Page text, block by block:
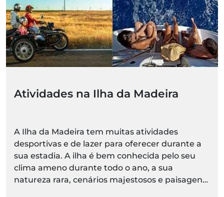
Atividades na Ilha da Madeira
A Ilha da Madeira tem muitas atividades
desportivas e de lazer para oferecer durante a
sua estadia. A ilha é bem conhecida pelo seu
clima ameno durante todo o ano, a sua
natureza rara, cenários majestosos e paisagens